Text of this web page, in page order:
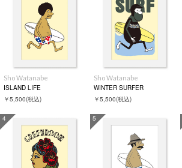
Sho Watanabe
ISLAND LIFE
￥5,500(税込)
Sho Watanabe
WINTER SURFER
￥5,500(税込)
4 5